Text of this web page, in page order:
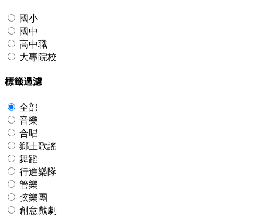
國小
國中
高中職
大專院校
標籤過濾
全部
音樂
合唱
鄉土歌謠
舞蹈
行進樂隊
管樂
弦樂團
創意戲劇